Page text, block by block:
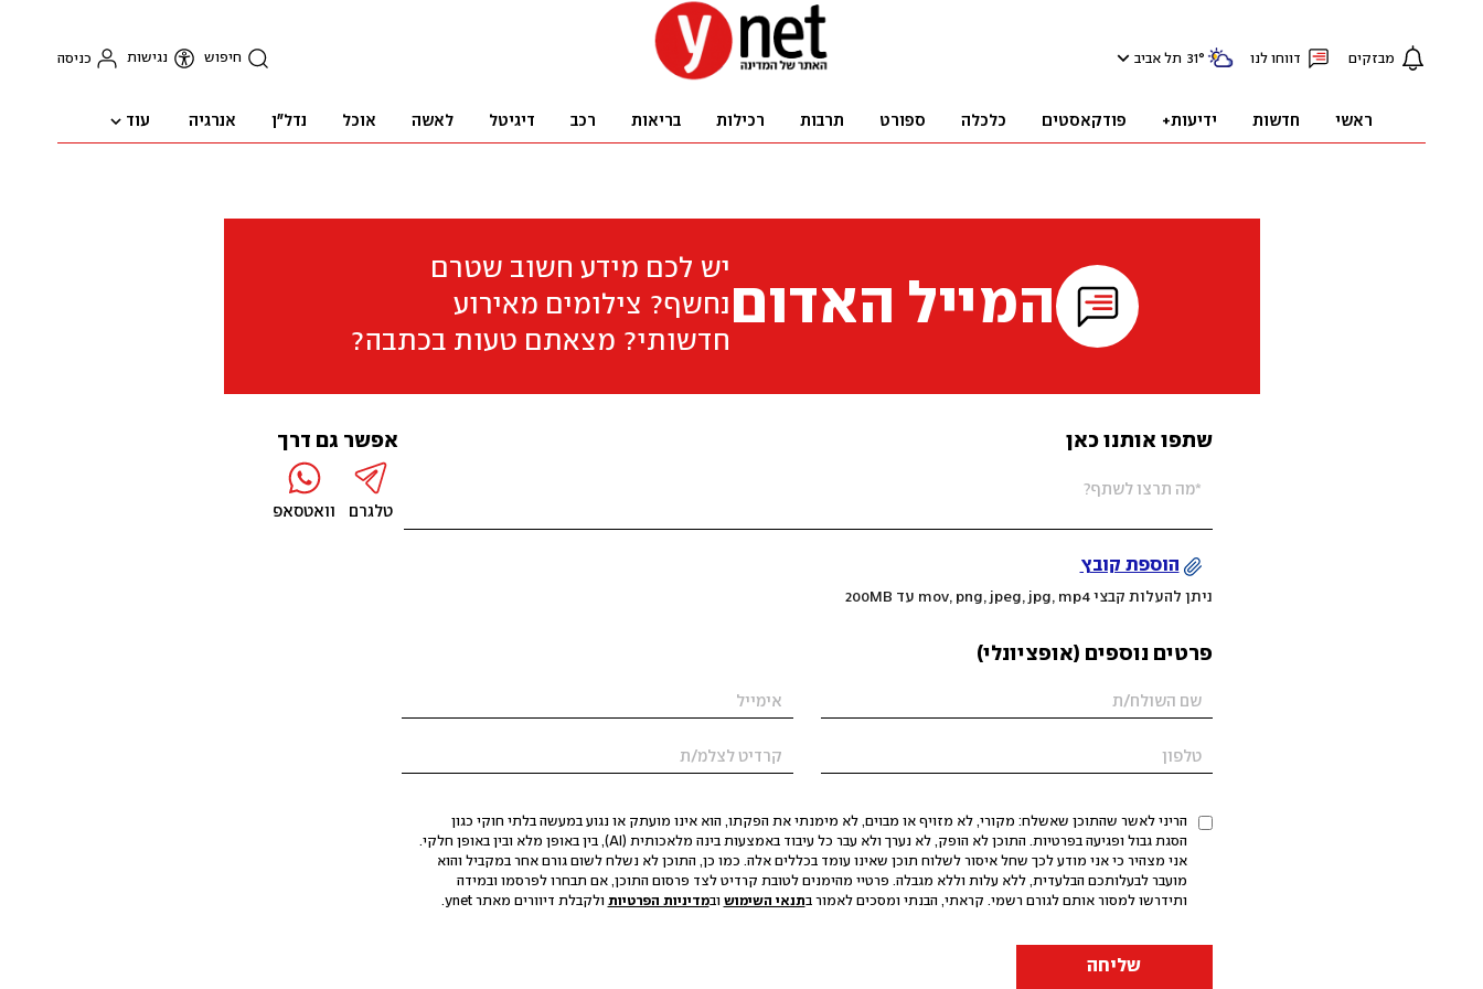
מבזקים דווחו לנו 31° תל אביב חיפוש נגישות כניסה
ראשי חדשות ידיעות+ פודקאסטים כלכלה ספורט תרבות רכילות בריאות רכב דיגיטל לאשה אוכל נדל"ן אנרגיה עוד
המייל האדום
יש לכם מידע חשוב שטרם
נחשף? צילומים מאירוע
חדשותי? מצאתם טעות בכתבה?
שתפו אותנו כאן
הוספת קובץ
ניתן להעלות קבצי mov, png, jpeg, jpg, mp4 עד 200MB
פרטים נוספים (אופציונלי)
הריני לאשר שהתוכן שאשלח: מקורי, לא מזויף או מבוים, לא מימנתי את הפקתו, הוא אינו מועתק או נגוע במעשה בלתי חוקי כגון
הסגת גבול ופגיעה בפרטיות. התוכן לא הופק, לא נערך ולא עבר כל עיבוד באמצעות בינה מלאכותית (AI), בין באופן מלא ובין באופן חלקי.
אני מצהיר כי אני מודע לכך שחל איסור לשלוח תוכן שאינו עומד בכללים אלה. כמו כן, התוכן לא נשלח לשום גורם אחר במקביל והוא
מועבר לבעלותכם הבלעדית, ללא עלות וללא מגבלה. פרטיי מהימנים לטובת קרדיט לצד פרסום התוכן, אם תבחרו לפרסמו ובמידה
ותידרשו למסור אותם לגורם רשמי. קראתי, הבנתי ומסכים לאמור בתנאי השימוש ובמדיניות הפרטיות ולקבלת דיוורים מאתר ynet.
שליחה
אפשר גם דרך
טלגרם וואטסאפ